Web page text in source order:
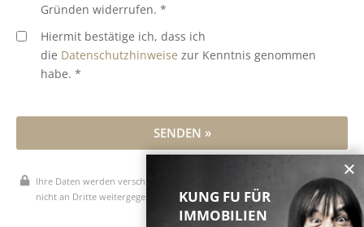
Gründen widerrufen. *
Hiermit bestätige ich, dass ich
die Datenschutzhinweise zur Kenntnis genommen
habe. *
SENDEN »
Ihre Daten werden verschlüsselt übertragen, vertraulich behandelt und
nicht an Dritte weitergegeben.
KUNG FU FÜR
IMMOBILIEN